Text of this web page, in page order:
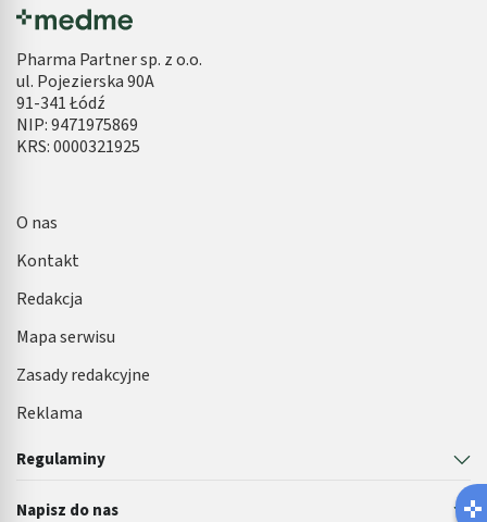
Pharma Partner sp. z o.o.
ul. Pojezierska 90A
91-341 Łódź
NIP: 9471975869
KRS: 0000321925
Regulaminy
Napisz do nas
O nas
Kontakt
Redakcja
Mapa serwisu
Zasady redakcyjne
Reklama